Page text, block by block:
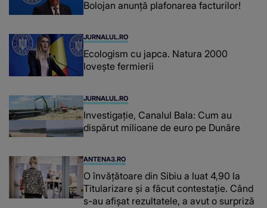
Bolojan anunță plafonarea facturilor!
JURNALUL.RO
Ecologism cu japca. Natura 2000
lovește fermierii
JURNALUL.RO
Investigație, Canalul Bala: Cum au
dispărut milioane de euro pe Dunăre
ANTENA3.RO
O învățătoare din Sibiu a luat 4,90 la
Titularizare și a făcut contestație. Când
s-au afișat rezultatele, a avut o surpriză